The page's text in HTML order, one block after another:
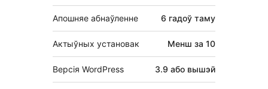
Апошняе абнаўленне 6 гадоў таму
Актыўных установак Менш за 10
Версія WordPress 3.9 або вышэй